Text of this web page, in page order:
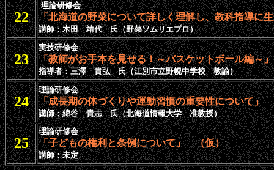
22
理論研修会
「北海道の野菜について詳しく理解し、教科指導に
講師：木田 靖代 氏（野菜ソムリエプロ）
23
実技研修会
「教師がお手本を見せる！～バスケットボール編～」
指導者：三澤 貴弘 氏（江別市立野幌中学校 教諭）
24
理論研修会
「成長期の体づくりや運動習慣の重要性について」
講師：綿谷 貴志 氏（北海道情報大学 准教授）
25
理論研修会
「子どもの権利と条例について」 （仮）
講師：未定